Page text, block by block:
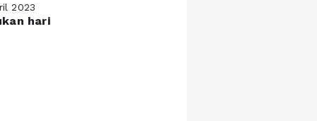
2023
hari